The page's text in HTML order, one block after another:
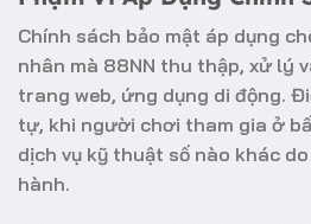
Chính sách bảo mật áp dụng
nhân mà 88NN thu thập, xử lý
trang web, ứng dụng di động.
tự, khi người chơi tham gia ở
dịch vụ kỹ thuật số nào khác
hành.